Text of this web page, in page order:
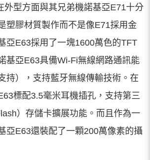
外型方面與其兄弟機諾基亞E71十分
塑膠材質製作而不是像E71採用金
亞E63採用了一塊1600萬色的TFT
基亞E63具備Wi-Fi無線網路通訊能
持），支持藍牙無線傳輸技術。在
標配3.5毫米耳機插孔，支持第三
）存儲卡擴展功能。而且作為一
亞E63還裝配了一顆200萬像素的攝